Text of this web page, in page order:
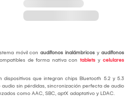
móvil con audífonos inalámbricos y audífonos
de forma nativa con tablets y celulares
dispositivos que integran chips Bluetooth 5.2 y 5.3
sin pérdidas, sincronización perfecta de audio
como AAC, SBC, aptX adaptativo y LDAC.